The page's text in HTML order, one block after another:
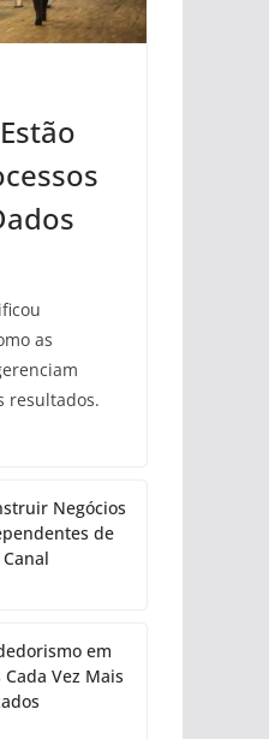
as
resultados.
Negócios
de
em
Vez Mais